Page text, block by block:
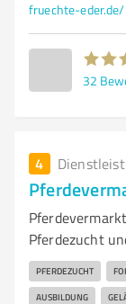
fruechte-eder.de/
32
4
Pferdezucht
PFERDEZUCHT
AUSBILDUNG